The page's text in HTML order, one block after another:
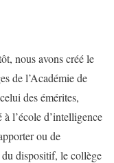
nous avons créé le
de l’Académie de
des émérites,
l’école d’intelligence
ou de
dispositif, le collège